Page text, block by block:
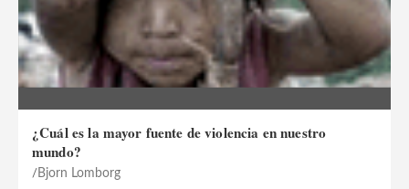
¿Cuál es la mayor fuente de violencia en nuestro
mundo?
Bjorn Lomborg